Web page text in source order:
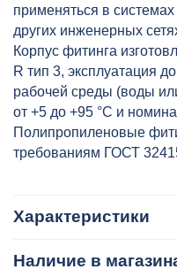
применяться в
других инженерных
Корпус фитинга
R тип 3, эксплуатация
рабочей среды (воды
от +5 до +95 °C и
Полипропиленовые
требованиям ГОСТ
Характеристики
Наличие в